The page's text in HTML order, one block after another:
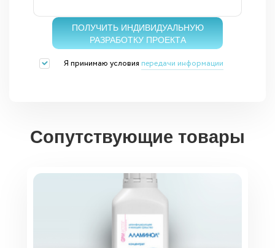
ПОЛУЧИТЬ ИНДИВИДУАЛЬНУЮ
РАЗРАБОТКУ ПРОЕКТА
Я принимаю условия передачи информации
Сопутствующие товары